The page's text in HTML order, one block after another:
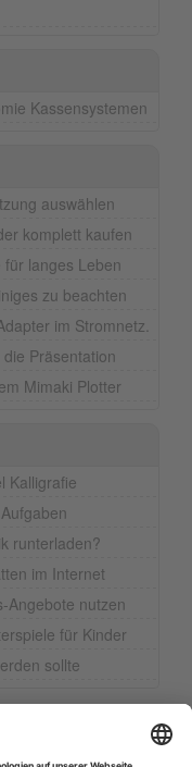
Kassensystemen
auswählen
komplett kaufen
langes Leben
zu beachten
im Stromnetz.
Präsentation
Mimaki Plotter
Kalligrafie
runterladen?
im Internet
Angebote nutzen
für Kinder
sollte